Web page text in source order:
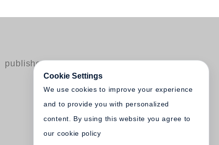
published by Steidl
Cookie Settings
We use cookies to improve your experience
and to provide you with personalized
content. By using this website you agree to
our cookie policy